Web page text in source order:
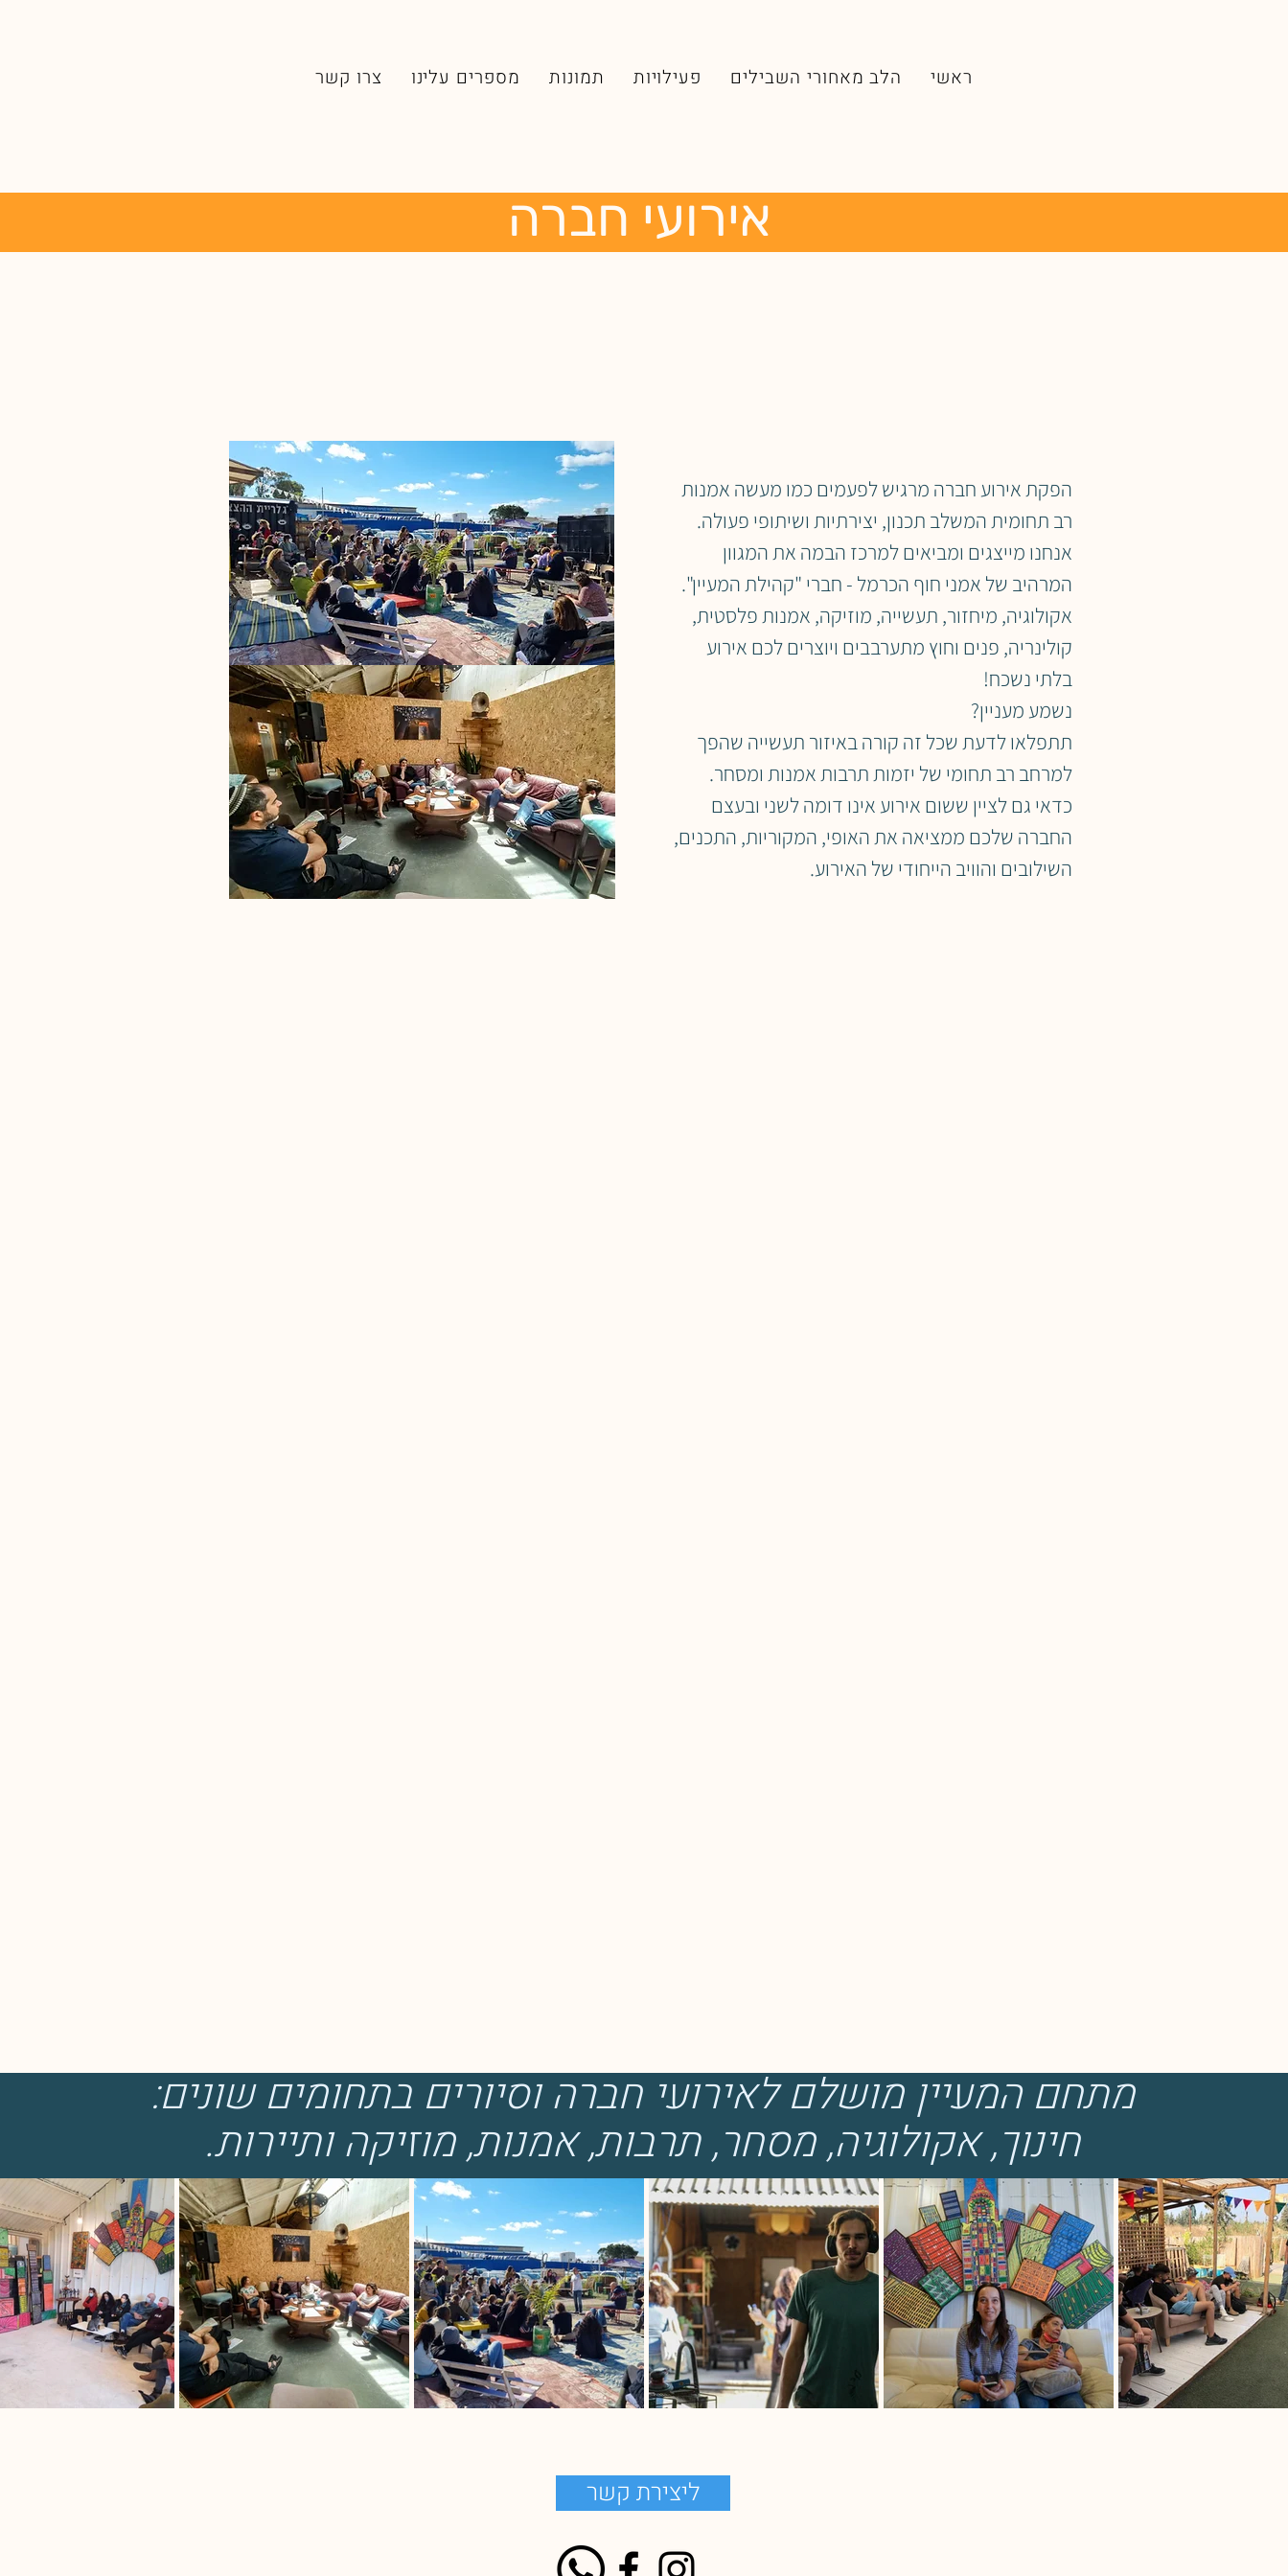
ראשי הלב מאחורי השבילים פעילויות תמונות מספרים עלינו צרו קשר
אירועי חברה
הפקת אירוע חברה מרגיש לפעמים כמו מעשה אמנות
רב תחומיתהמשלב תכנון, יצירתיות ושיתופי פעולה.
אנחנו מייצגים ומביאים למרכז הבמה את המגוון
המרהיב של אמני חוף הכרמל - חברי "קהילת המעיין".
אקולוגיה, מיחזור, תעשייה, מוזיקה, אמנות פלסטית,
קולינריה, פנים וחוץ מתערבבים ויוצרים לכם אירוע
בלתי נשכח!
נשמע מעניין?
תתפלאו לדעת שכל זה קורה באיזור תעשייה שהפך
למרחב רב תחומי של יזמות תרבות אמנות ומסחר.
כדאי גם לציין ששום אירוע אינו דומה לשני ובעצם
החברה שלכם ממציאה את האופי, המקוריות, התכנים,
השילובים והוויב הייחודי של האירוע.
מתחם המעיין מושלם לאירועי חברה וסיורים בתחומים שונים:
חינוך, אקולוגיה, מסחר, תרבות, אמנות, מוזיקה ותיירות.
ליצירת קשר